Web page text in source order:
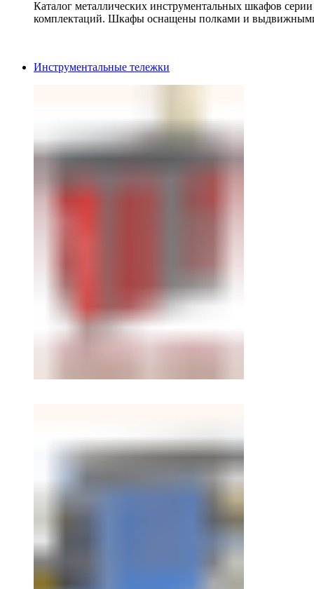
Каталог металлических инструментальных шкафов
комплектаций. Шкафы оснащены полками и
Инструментальные тележки